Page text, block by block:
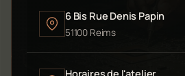
6 Bis Rue Denis Papin
51100 Reims
Horaires de l'atelier